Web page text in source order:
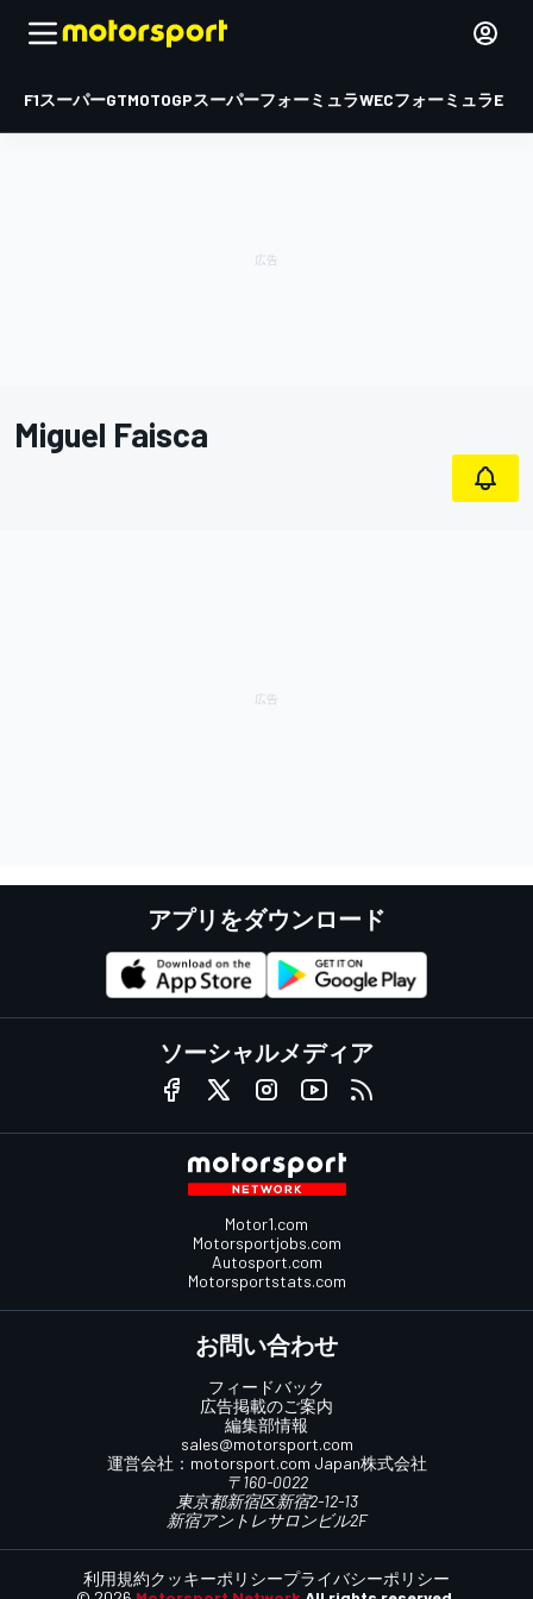
F1スーパーGTMOTOGPスーパーフォーミュラWECフォーミュラE
Miguel Faisca
アプリをダウンロード
ソーシャルメディア
Motor1.com
Motorsportjobs.com
Autosport.com
Motorsportstats.com
お問い合わせ
フィードバック
広告掲載のご案内
編集部情報
sales@motorsport.com
運営会社： motorsport.com Japan株式会社
〒160-0022
東京都新宿区新宿2-12-13
新宿アントレサロンビル2F
利用規約クッキーポリシープライバシーポリシー